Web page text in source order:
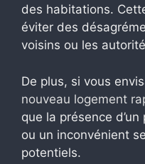
des habitations.
éviter des
voisins ou les
De plus, si vous
nouveau logement
que la présence
ou un inconvénient
potentiels.